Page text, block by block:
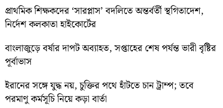
প্রাথমিক শিক্ষকদের ‘সারপ্লাস’ বদলিতে অন্তর্বর্তী স্থগিতাদেশ,
নির্দেশ কলকাতা হাইকোর্টের
বাংলাজুড়ে বর্ষার দাপট অব্যাহত, সপ্তাহের শেষ পর্যন্ত ভারী বৃষ্টির
পূর্বাভাস
ইরানের সঙ্গে যুদ্ধ নয়, চুক্তির পথে হাঁটতে চান ট্রাম্প; তবে
পরমাণু কর্মসূচি নিয়ে কড়া বার্তা